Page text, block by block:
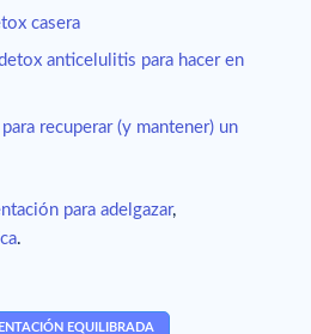
casera
anticelulitis para hacer en
recuperar (y mantener) un
para adelgazar,
.
EQUILIBRADA